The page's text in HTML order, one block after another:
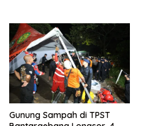
Gunung Sampah di TPST